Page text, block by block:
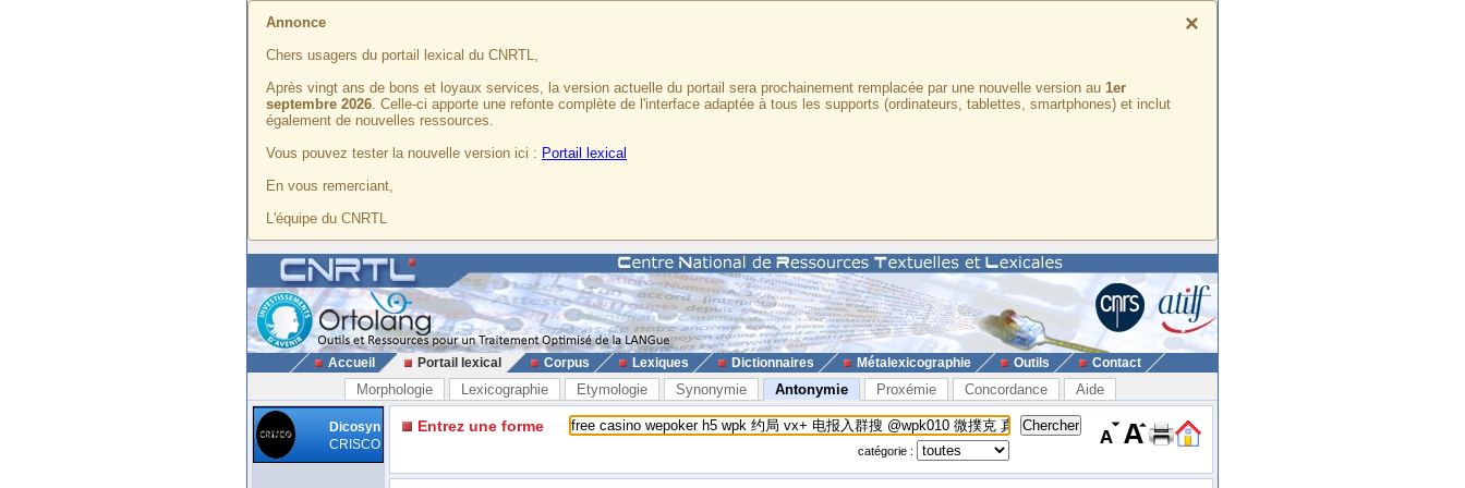
×
Annonce
Chers usagers du portail lexical du CNRTL,
Après vingt ans de bons et loyaux services, la version actuelle du portail sera prochainement remplacée par une nouvelle version au 1er
septembre 2026. Celle-ci apporte une refonte complète de l'interface adaptée à tous les supports (ordinateurs, tablettes, smartphones) et inclut
également de nouvelles ressources.
Vous pouvez tester la nouvelle version ici : Portail lexical
En vous remerciant,
L'équipe du CNRTL
Accueil Portail lexical Corpus Lexiques Dictionnaires Métalexicographie Outils Contact
Morphologie Lexicographie Etymologie Synonymie Antonymie Proxémie Concordance Aide
Dicosyn
CRISCO
Entrez une forme
catégorie :